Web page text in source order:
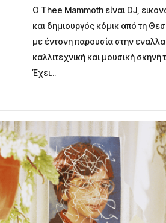
Ο Thee Mammoth είναι DJ,
και δημιουργός κόμικ από τη
με έντονη παρουσία στην
καλλιτεχνική και μουσική σκηνή
Έχει...